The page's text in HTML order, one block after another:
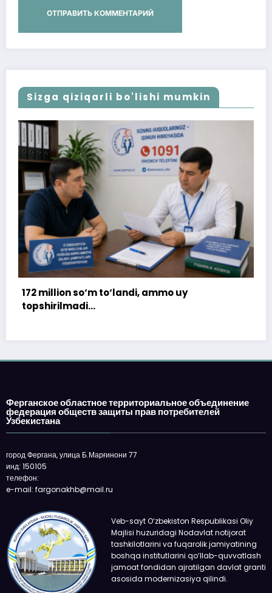
Sizga qiziqarli bo'lishi mumkin
«Faqat naqd pul» degan gapga o‘rin
oladi